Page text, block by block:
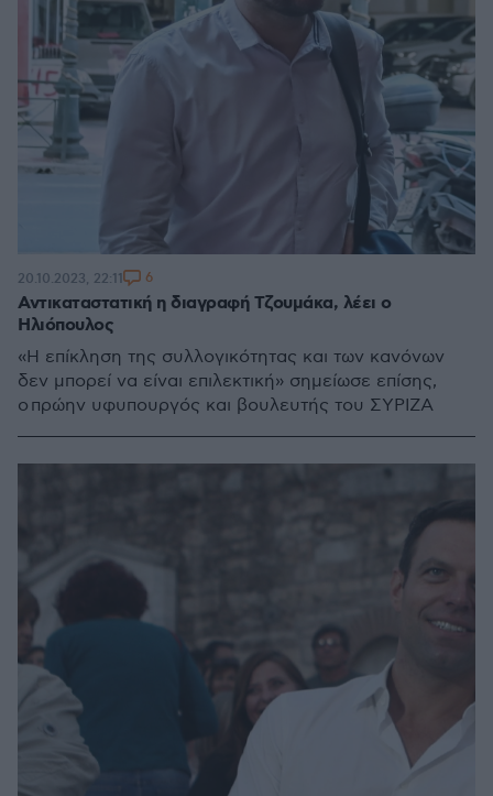
Αντικαταστατική η διαγραφή Τζουμάκα, λέει ο
Ηλιόπουλος
«Η επίκληση της συλλογικότητας και των κανόνων
δεν μπορεί να είναι επιλεκτική» σημείωσε επίσης,
ο πρώην υφυπουργός και βουλευτής του ΣΥΡΙΖΑ
20.10.2023, 22:11 6